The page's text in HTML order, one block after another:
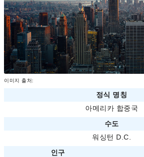
이미지 출처:
정식 명칭
아메리카 합중국
수도
워싱턴 D.C.
인구